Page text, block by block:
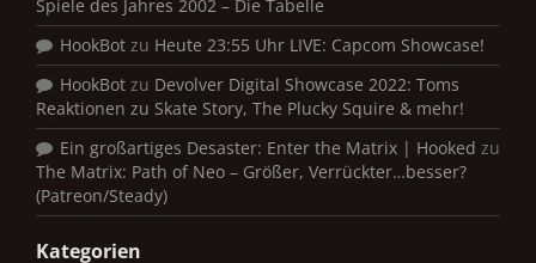
Spiele des Jahres 2002 – Die Tabelle
HookBot zu Heute 23:55 Uhr LIVE: Capcom Showcase!
HookBot zu Devolver Digital Showcase 2022: Toms
Reaktionen zu Skate Story, The Plucky Squire & mehr!
Ein großartiges Desaster: Enter the Matrix | Hooked zu
The Matrix: Path of Neo – Größer, Verrückter…besser?
(Patreon/Steady)
Kategorien